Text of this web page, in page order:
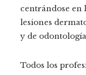
centrándose en
lesiones
y de
Todos los